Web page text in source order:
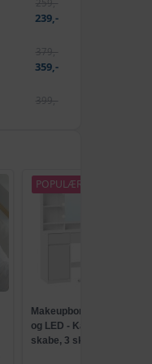
259,-
239,-
379,-
359,-
399,-
POPULÆR
Makeupbord med spejl
og LED - Kailyn, 2
skabe, 3 skuffer, 5